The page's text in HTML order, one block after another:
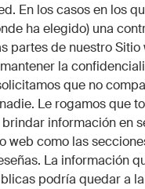
En los casos en los
ha elegido) una
partes de nuestro Sitio
la
que no
Le rogamos que
información en
web como las
La información
podría quedar a